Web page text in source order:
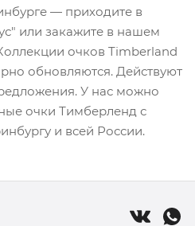
— приходите в
или закажите в нашем
очков Timberland
обновляются. Действуют
У нас можно
очки Тимберленд с
и всей России.